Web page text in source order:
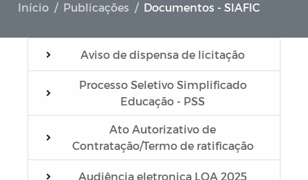
Início Publicações Documentos - SIAFIC
Aviso de dispensa de licitação
Processo Seletivo Simplificado
Educação - PSS
Ato Autorizativo de
Contratação/Termo de ratificação
Audiência eletronica LOA 2025